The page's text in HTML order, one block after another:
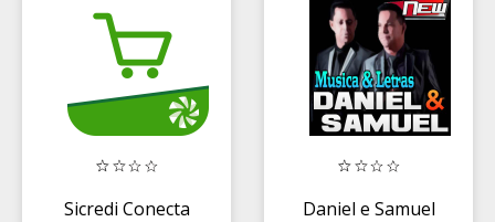
Amor
Sicredi Conecta
Daniel e Samuel